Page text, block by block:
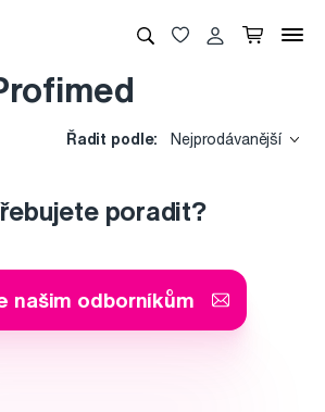
Řadit podle: Nejprodávanější
poradit?
našim odborníkům